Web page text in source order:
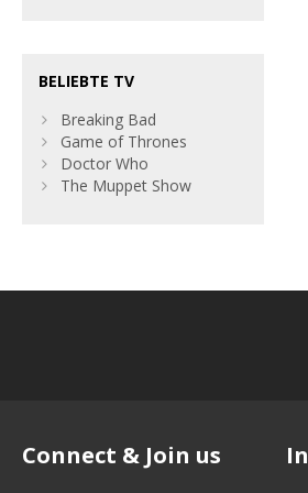
BELIEBTE TV
Breaking Bad
Game of Thrones
Doctor Who
The Muppet Show
Connect & Join us